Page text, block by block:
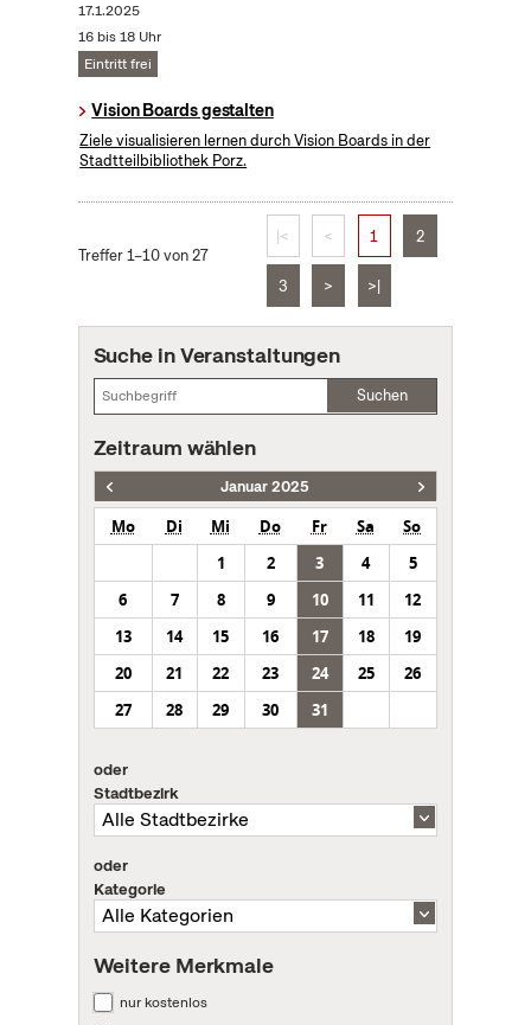
17.1.2025
16 bis 18 Uhr
Eintritt frei
Vision Boards gestalten
Ziele visualisieren lernen durch Vision Boards in der
Stadtteilbibliothek Porz.
Treffer 1–10 von 27
|< < 1 2
3 > >|
Suche in Veranstaltungen
Suchen
Zeitraum wählen
Januar 2025
Mo Di Mi Do Fr Sa
So
1
2 3 4
5
6
7 8 9 10 11
12
13
14 15 16 17 18
19
20
21 22 23 24 25
26
27
28 29 30 31
oder
Stadtbezirk
oder
Kategorie
Weitere Merkmale
nur kostenlos